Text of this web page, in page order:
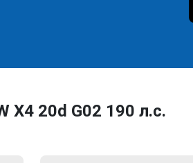
20d G02 190 л.с.